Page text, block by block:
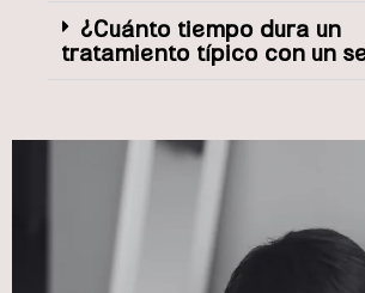
¿Cuánto tiempo dura un
tratamiento típico con un